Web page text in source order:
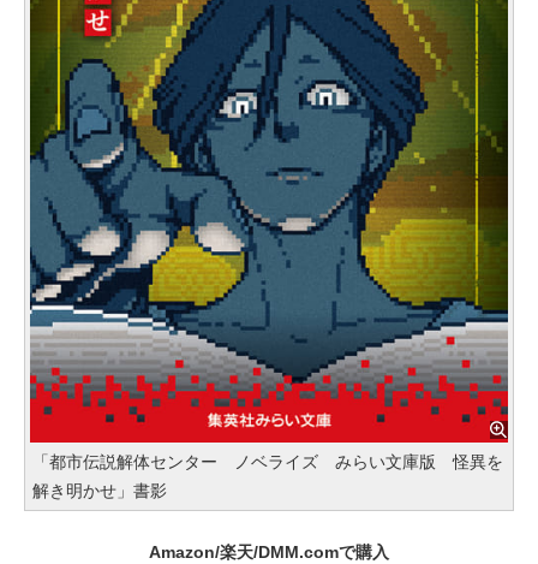
「都市伝説解体センター ノベライズ みらい文庫版 怪異を
解き明かせ」書影
Amazon/楽天/DMM.comで購入